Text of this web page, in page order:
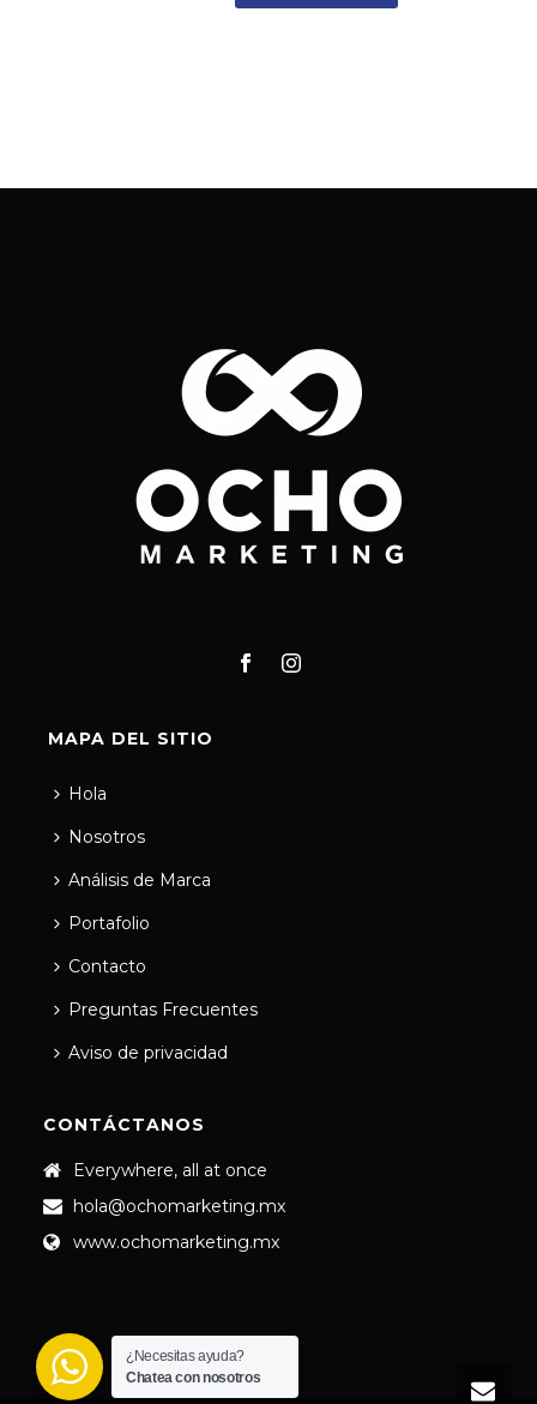
MAPA DEL SITIO
Hola
Nosotros
Análisis de Marca
Portafolio
Contacto
Preguntas Frecuentes
Aviso de privacidad
CONTÁCTANOS
Everywhere, all at once
hola@ochomarketing.mx
www.ochomarketing.mx
¿Necesitas ayuda?
Chatea con nosotros